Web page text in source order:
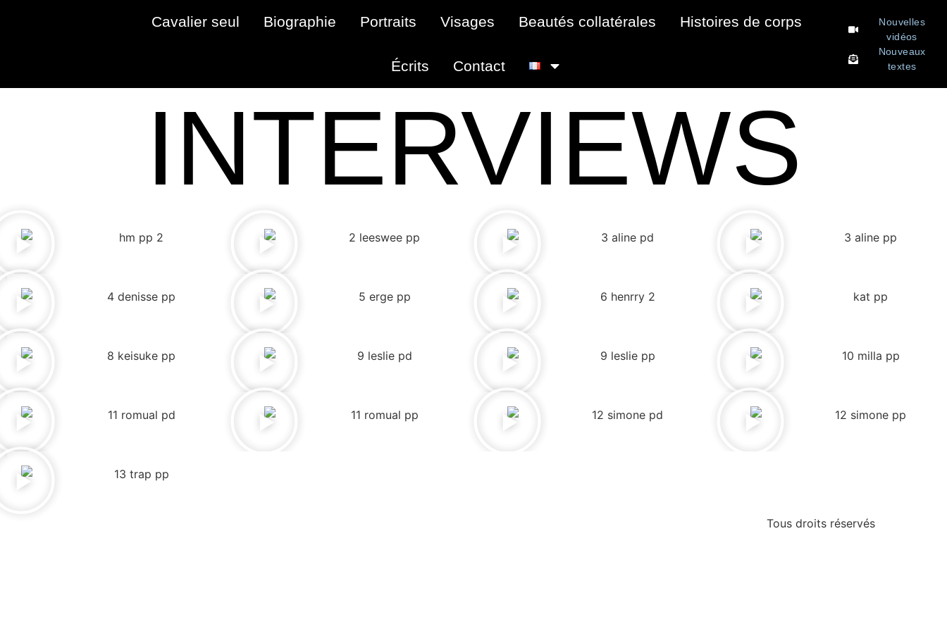
Cavalier seul Biographie Portraits Visages Beautés collatérales Histoires de corps
Écrits Contact
Nouvelles
vidéos
Nouveaux
textes
INTERVIEWS
Tous droits réservés